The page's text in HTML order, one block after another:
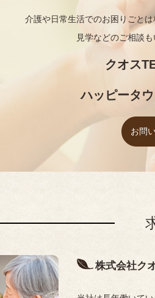
介護や日常生活でのお困りごと
見学などのご相談
クオス
ハッピータ
お問
株式会社ク